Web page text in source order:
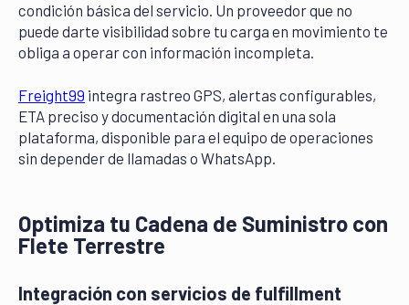
condición básica del servicio. Un proveedor que no
puede darte visibilidad sobre tu carga en movimiento te
obliga a operar con información incompleta.
Freight99 integra rastreo GPS, alertas configurables,
ETA preciso y documentación digital en una sola
plataforma, disponible para el equipo de operaciones
sin depender de llamadas o WhatsApp.
Optimiza tu Cadena de Suministro con
Flete Terrestre
Integración con servicios de fulfillment